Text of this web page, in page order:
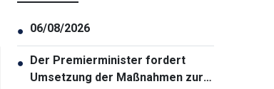
● 06/08/2026
● Der Premierminister fordert
Umsetzung der Maßnahmen zur